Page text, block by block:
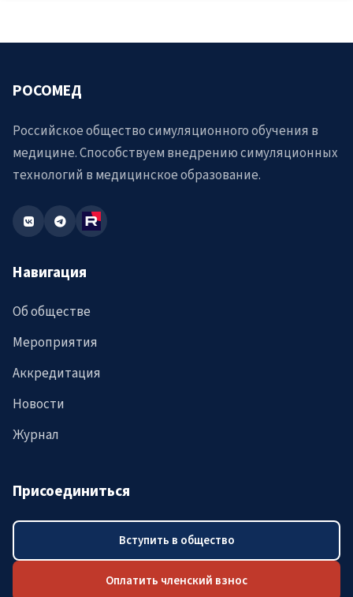
РОСОМЕД
Российское общество симуляционного обучения в
медицине. Способствуем внедрению симуляционных
технологий в медицинское образование.
Навигация
Об обществе
Мероприятия
Аккредитация
Новости
Журнал
Присоединиться
Вступить в общество
Оплатить членский взнос